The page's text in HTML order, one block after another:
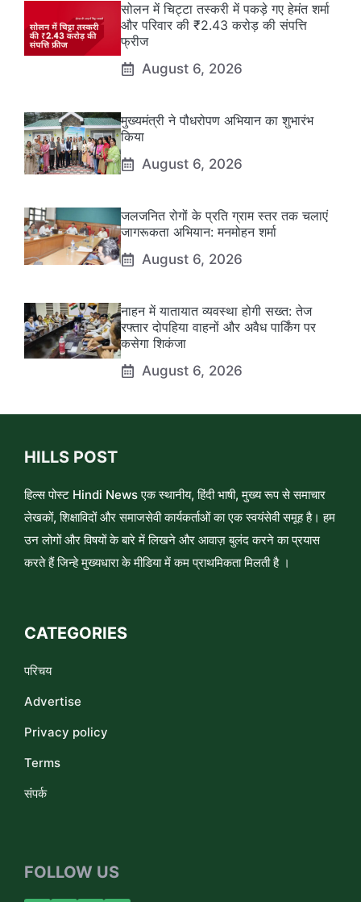
सोलन में चिट्टा तस्करी में पकड़े गए हेमंत शर्मा
और परिवार की ₹2.43 करोड़ की संपत्ति
फ्रीज
August 6, 2026
मुख्यमंत्री ने पौधरोपण अभियान का शुभारंभ
किया
August 6, 2026
जलजनित रोगों के प्रति ग्राम स्तर तक चलाएं
जागरूकता अभियान: मनमोहन शर्मा
August 6, 2026
नाहन में यातायात व्यवस्था होगी सख्त: तेज
रफ्तार दोपहिया वाहनों और अवैध पार्किंग पर
कसेगा शिकंजा
August 6, 2026
HILLS POST
हिल्स पोस्ट Hindi News एक स्थानीय, हिंदी भाषी, मुख्य रूप से समाचार
लेखकों, शिक्षाविदों और समाजसेवी कार्यकर्ताओं का एक स्वयंसेवी समूह है। हम
उन लोगों और विषयों के बारे में लिखने और आवाज़ बुलंद करने का प्रयास
करते हैं जिन्हे मुख्यधारा के मीडिया में कम प्राथमिकता मिलती है ।
CATEGORIES
परिचय
Advertise
Privacy policy
Terms
संपर्क
FOLLOW US